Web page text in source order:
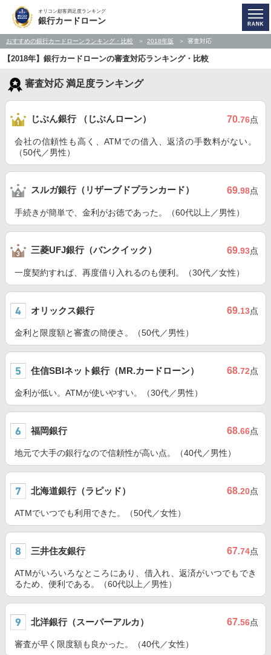
オリコン顧客満足度ランキング
銀行カードローン
おすすめの銀行カードローンランキング・比較 2018年版 審査対応
【2018年】銀行カードローンの審査対応ランキング・比較
審査対応 満足度ランキング
じぶん銀行 （じぶんローン） 70.76点
会社の信頼性も高く、ATMでの借入、返済の手数料がない。
（50代／男性）
スルガ銀行（リザーブドプランカード） 69.98点
手続きが簡単で、金利がお徳であった。（60代以上／男性）
三菱UFJ銀行（バンクイック） 69.93点
一度契約すれば、再度借り入れるのも便利。（30代／女性）
オリックス銀行 69.13点
金利と限度額と審査の簡便さ。（50代／男性）
住信SBIネット銀行（MR.カードローン） 68.72点
金利が低い。ATMが使いやすい。（30代／男性）
福岡銀行 68.66点
地元で大手の銀行なので信頼性が高い点。（40代／男性）
北海道銀行（ラピッド） 68.20点
ATMでいつでも利用できた。（50代／女性）
三井住友銀行 67.74点
ATMがいろいろなところにあり、借入れ、返済がいつでもでき
るため、便利である。（60代以上／男性）
北洋銀行（スーパーアルカ） 67.56点
審査が早く限度額も良かった。（40代／女性）